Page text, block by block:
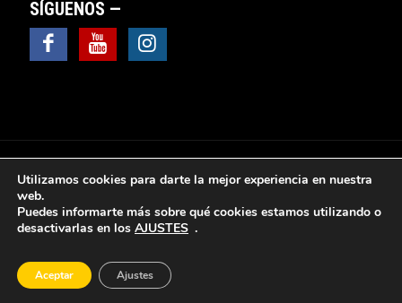
SÍGUENOS —
© 2025 Valsebike Motos -Aviso Legal|Política de
Privacidad |Política de Cookies
configuración de cookies
Utilizamos cookies para darte la mejor experiencia en nuestra
web.
Puedes informarte más sobre qué cookies estamos utilizando o
desactivarlas en los AJUSTES .
Aceptar Ajustes